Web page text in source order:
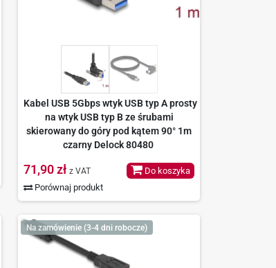
Kabel USB 5Gbps wtyk USB typ A prosty
na wtyk USB typ B ze śrubami
skierowany do góry pod kątem 90° 1m
czarny Delock 80480
71,90 zł z VAT
Porównaj produkt
Do koszyka
Na zamówienie (3-4 dni robocze)